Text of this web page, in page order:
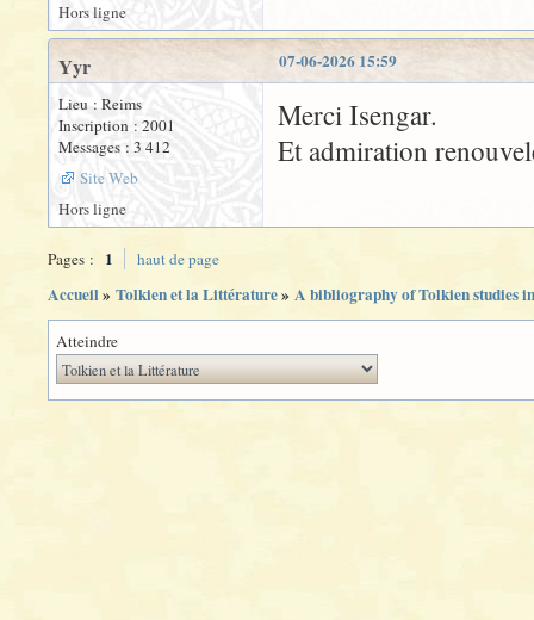
Hors ligne
07-06-2026 15:59
Yyr
Lieu : Reims
Inscription : 2001
Messages : 3 412
Site Web
Merci Isengar.
Et admiration
Hors ligne
Pages : 1 haut de page
Accueil» Tolkien et la Littérature» A bibliography of Tolkien studies
Atteindre